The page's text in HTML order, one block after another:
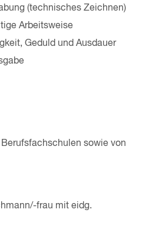
(technisches Zeichnen)
Arbeitsweise
Geduld und Ausdauer
sowie von
frau mit eidg.